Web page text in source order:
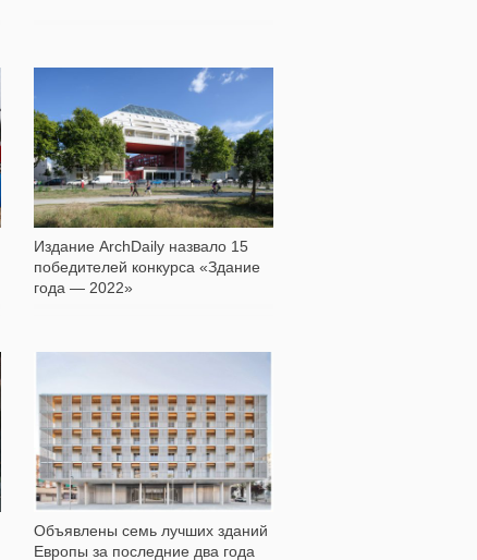
Издание ArchDaily назвало 15
победителей конкурса «Здание
года — 2022»
Объявлены семь лучших зданий
Европы за последние два года